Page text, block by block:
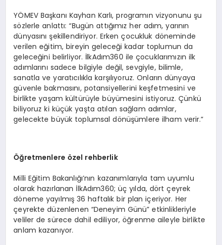
YÖMEV Başkanı Kayhan Karlı, programın vizyonunu şu
sözlerle anlattı: “Bugün attığımız her adım, yarının
dünyasını şekillendiriyor. Erken çocukluk döneminde
verilen eğitim, bireyin geleceği kadar toplumun da
geleceğini belirliyor. İlkAdım360 ile çocuklarımızın ilk
adımlarını sadece bilgiyle değil, sevgiyle, bilimle,
sanatla ve yaratıcılıkla karşılıyoruz. Onların dünyaya
güvenle bakmasını, potansiyellerini keşfetmesini ve
birlikte yaşam kültürüyle büyümesini istiyoruz. Çünkü
biliyoruz ki küçük yaşta atılan sağlam adımlar,
gelecekte büyük toplumsal dönüşümlere ilham verir.”
Öğretmenlere özel rehberlik
Milli Eğitim Bakanlığı’nın kazanımlarıyla tam uyumlu
olarak hazırlanan İlkAdım360; üç yılda, dört çeyrek
döneme yayılmış 36 haftalık bir plan içeriyor. Her
çeyrekte düzenlenen “Deneyim Günü” etkinlikleriyle
veliler de sürece dahil ediliyor, öğrenme aileyle birlikte
anlam kazanıyor.